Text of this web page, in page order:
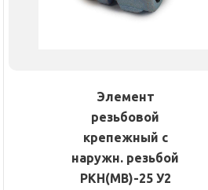
Элемент
резьбовой
крепежный с
наружн. резьбой
РКН(МВ)-25 У2